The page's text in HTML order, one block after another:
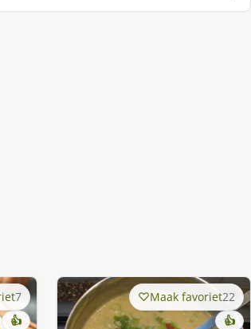
7
👍
Maak favoriet22
👍